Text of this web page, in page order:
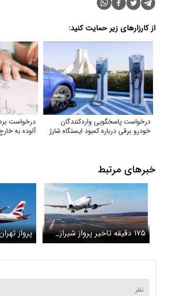
از کارزارهای زیر حمایت کنید:
درخواست پاسخگویی واردکنندگان
خودرو برقی درباره کمبود ایستگاه شارژ
درخواست
آلوده به
خبرهای مرتبط
۱۷۵ دقیقه تاخیر پرواز شیراز_
تهران
پرواز